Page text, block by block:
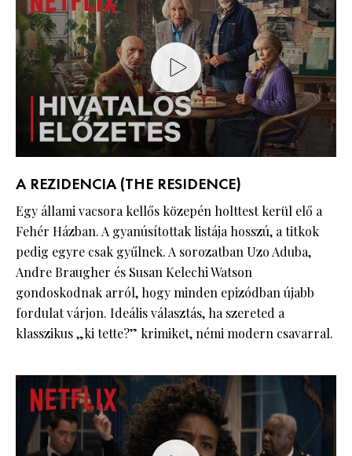
A REZIDENCIA (THE RESIDENCE)
Egy állami vacsora kellős közepén holttest kerül elő a
Fehér Házban. A gyanúsítottak listája hosszú, a titkok
pedig egyre csak gyűlnek. A sorozatban Uzo Aduba,
Andre Braugher és Susan Kelechi Watson
gondoskodnak arról, hogy minden epizódban újabb
fordulat várjon. Ideális választás, ha szereted a
klasszikus „ki tette?” krimiket, némi modern csavarral.